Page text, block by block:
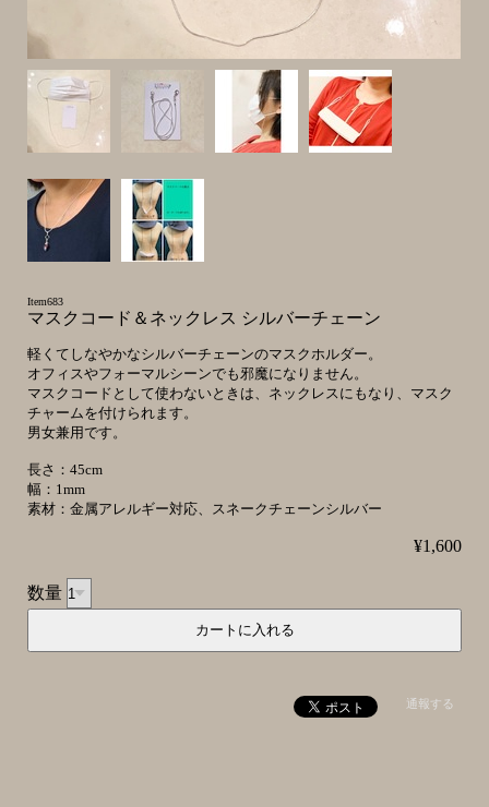
Item683
マスクコード＆ネックレス シルバーチェーン
軽くてしなやかなシルバーチェーンのマスクホルダー。
オフィスやフォーマルシーンでも邪魔になりません。
マスクコードとして使わないときは、ネックレスにもなり、マスク
チャームを付けられます。
男女兼用です。
長さ：45cm
幅：1mm
素材：金属アレルギー対応、スネークチェーンシルバー
¥1,600
数量
通報する